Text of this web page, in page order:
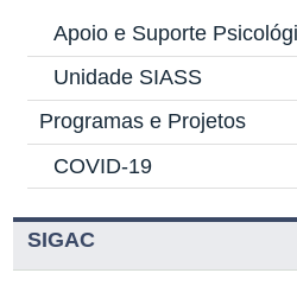
Apoio e Suporte
Unidade SIASS
Programas e Projetos
COVID-19
SIGAC